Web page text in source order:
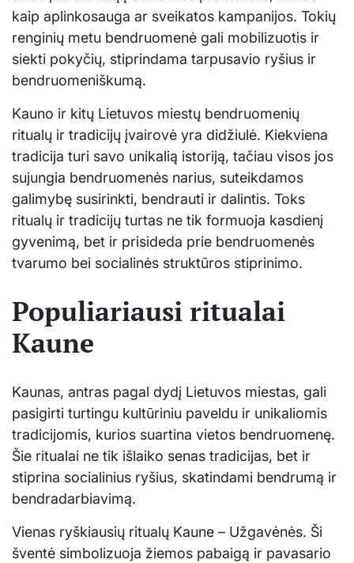
kaip aplinkosauga ar sveikatos kampanijos. Tokių
renginių metu bendruomenė gali mobilizuotis ir
siekti pokyčių, stiprindama tarpusavio ryšius ir
bendruomeniškumą.
Kauno ir kitų Lietuvos miestų bendruomenių
ritualų ir tradicijų įvairovė yra didžiulė. Kiekviena
tradicija turi savo unikalią istoriją, tačiau visos jos
sujungia bendruomenės narius, suteikdamos
galimybę susirinkti, bendrauti ir dalintis. Toks
ritualų ir tradicijų turtas ne tik formuoja kasdienį
gyvenimą, bet ir prisideda prie bendruomenės
tvarumo bei socialinės struktūros stiprinimo.
Populiariausi ritualai
Kaune
Kaunas, antras pagal dydį Lietuvos miestas, gali
pasigirti turtingu kultūriniu paveldu ir unikaliomis
tradicijomis, kurios suartina vietos bendruomenę.
Šie ritualai ne tik išlaiko senas tradicijas, bet ir
stiprina socialinius ryšius, skatindami bendrumą ir
bendradarbiavimą.
Vienas ryškiausių ritualų Kaune – Užgavėnės. Ši
šventė simbolizuoja žiemos pabaigą ir pavasario